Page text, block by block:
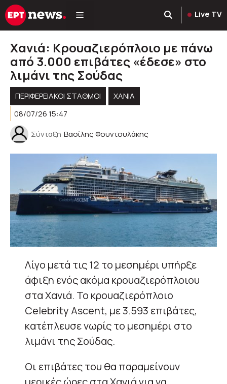
Μετάβαση
σε
Live TV
Χανιά: Κρουαζιερόπλοιο με πάνω
από 3.000 επιβάτες «έδεσε» στο
λιμάνι της Σούδας
ΠΕΡΙΦΕΡΕΙΑΚΟΊ ΣΤΑΘΜΟΊ
ΧΑΝΙΑ
08/07/26 15:47
Σύνταξη Βασίλης Φουντουλάκης
Λίγο μετά τις 12 το μεσημέρι υπήρξε
άφιξη ενός ακόμα κρουαζιερόπλοιου
στα Χανιά. Το κρουαζιερόπλοιο
Celebrity Ascent, με 3.593 επιβάτες,
κατέπλευσε νωρίς το μεσημέρι στο
λιμάνι της Σούδας.
Οι επιβάτες του θα παραμείνουν